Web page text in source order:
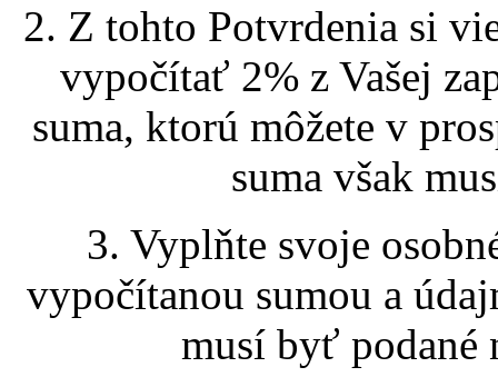
2. Z tohto Potvrdenia si
vypočítať 2% z Vašej
suma, ktorú môžete v
suma však
3. Vyplňte svoje
vypočítanou sumou a
musí byť podané